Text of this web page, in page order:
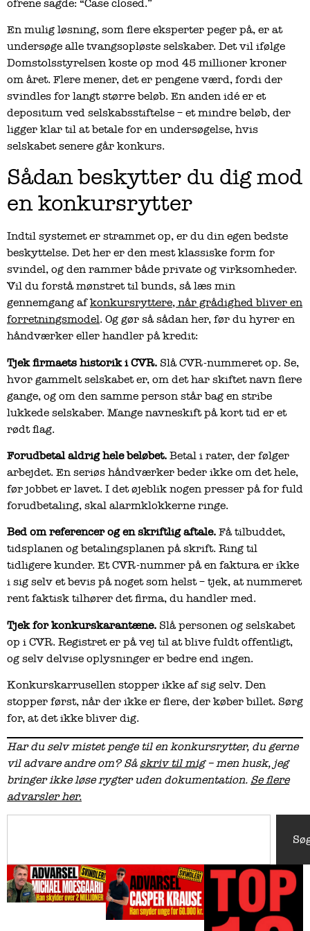
ofrene sagde: “Case closed.”
En mulig løsning, som flere eksperter peger på, er at
undersøge alle tvangsopløste selskaber. Det vil ifølge
Domstolsstyrelsen koste op mod 45 millioner kroner
om året. Flere mener, det er pengene værd, fordi der
svindles for langt større beløb. En anden idé er et
depositum ved selskabsstiftelse – et mindre beløb, der
ligger klar til at betale for en undersøgelse, hvis
selskabet senere går konkurs.
Sådan beskytter du dig mod
en konkursrytter
Indtil systemet er strammet op, er du din egen bedste
beskyttelse. Det her er den mest klassiske form for
svindel, og den rammer både private og virksomheder.
Vil du forstå mønstret til bunds, så læs min
gennemgang afkonkursryttere, når grådighed bliver en
forretningsmodel. Og gør så sådan her, før du hyrer en
håndværker eller handler på kredit:
Tjek firmaets historik i CVR. Slå CVR-nummeret op. Se,
hvor gammelt selskabet er, om det har skiftet navn flere
gange, og om den samme person står bag en stribe
lukkede selskaber. Mange navneskift på kort tid er et
rødt flag.
Forudbetal aldrig hele beløbet. Betal i rater, der følger
arbejdet. En seriøs håndværker beder ikke om det hele,
før jobbet er lavet. I det øjeblik nogen presser på for fuld
forudbetaling, skal alarmklokkerne ringe.
Bed om referencer og en skriftlig aftale. Få tilbuddet,
tidsplanen og betalingsplanen på skrift. Ring til
tidligere kunder. Et CVR-nummer på en faktura er ikke
i sig selv et bevis på noget som helst – tjek, at nummeret
rent faktisk tilhører det firma, du handler med.
Tjek for konkurskarantæne. Slå personen og selskabet
op i CVR. Registret er på vej til at blive fuldt offentligt,
og selv delvise oplysninger er bedre end ingen.
Konkurskarrusellen stopper ikke af sig selv. Den
stopper først, når der ikke er flere, der køber billet. Sørg
for, at det ikke bliver dig.
Har du selv mistet penge til en konkursrytter, du gerne
vil advare andre om? Såskriv til mig– men husk, jeg
bringer ikke løse rygter uden dokumentation. Se flere
advarsler her.